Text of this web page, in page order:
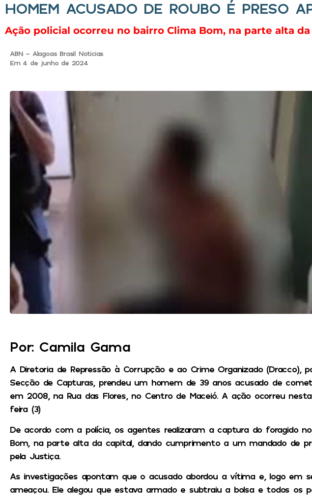
HOMEM ACUSADO DE ROUBO É PRESO
Ação policial ocorreu no bairro Clima Bom, na parte alta da
ABN - Alagoas Brasil Noticias
Em 4 de junho de 2024
Por: Camila Gama
A Diretoria de Repressão à Corrupção e ao Crime Organizado (Dracco),
Secção de Capturas, prendeu um homem de 39 anos acusado de
em 2008, na Rua das Flores, no Centro de Maceió. A ação ocorreu
feira (3)
De acordo com a polícia, os agentes realizaram a captura do foragido
Bom, na parte alta da capital, dando cumprimento a um mandado de
pela Justiça.
As investigações apontam que o acusado abordou a vítima e, logo em
ameaçou. Ele alegou que estava armado e subtraiu a bolsa e todos os